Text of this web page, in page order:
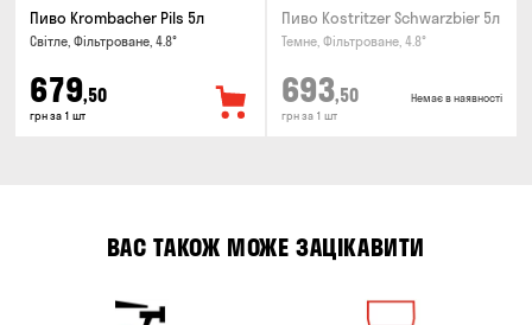
Пиво Krombacher Pils 5л
Світле, Фільтроване, 4.8°
679,50
грн за 1 шт
Пиво Kostritzer Schwarzbier 5л
Темне, Фільтроване, 4.8°
693,50
грн за 1 шт
Немає в наявності
ВАС ТАКОЖ МОЖЕ ЗАЦІКАВИТИ